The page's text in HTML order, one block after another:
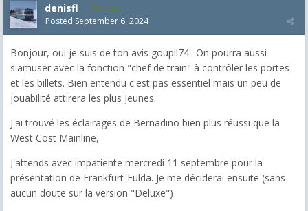
denisfl 1,522
Posted September 6, 2024
Bonjour, oui je suis de ton avis goupil74.. On pourra aussi
s'amuser avec la fonction "chef de train" à contrôler les portes
et les billets. Bien entendu c'est pas essentiel mais un peu de
jouabilité attirera les plus jeunes..
J'ai trouvé les éclairages de Bernadino bien plus réussi que la
West Cost Mainline,
J'attends avec impatiente mercredi 11 septembre pour la
présentation de Frankfurt-Fulda. Je me déciderai ensuite (sans
aucun doute sur la version "Deluxe")